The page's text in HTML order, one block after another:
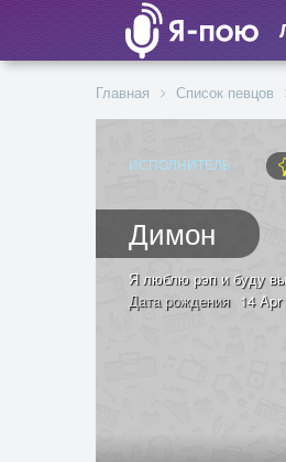
Главная Список певцов
ИСПОЛНИТЕЛЬ
Димон
Я люблю рэп и буду
Дата рождения 14 Apr